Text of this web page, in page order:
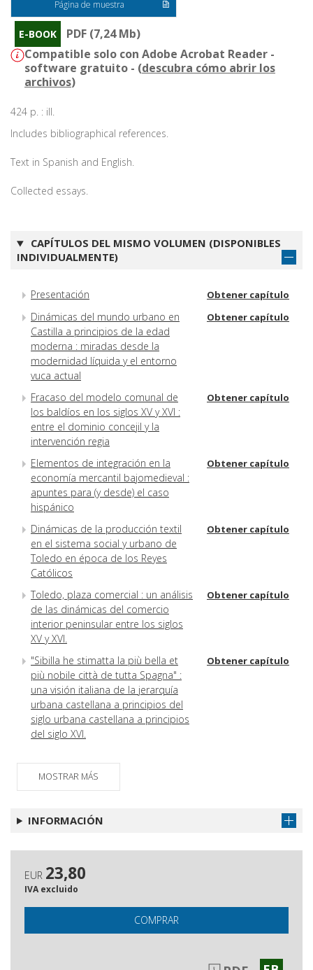
Página de muestra
E-BOOK
PDF (7,24 Mb)
Compatible solo con Adobe Acrobat Reader -
software gratuito - (descubra cómo abrir los
archivos)
424 p. : ill.
Includes bibliographical references.
Text in Spanish and English.
Collected essays.
CAPÍTULOS DEL MISMO VOLUMEN (DISPONIBLES
INDIVIDUALMENTE)
Presentación Obtener capítulo
Dinámicas del mundo urbano en
Castilla a principios de la edad
moderna : miradas desde la
modernidad líquida y el entorno
vuca actual
Obtener capítulo
Fracaso del modelo comunal de
los baldíos en los siglos XV y XVI :
entre el dominio concejil y la
intervención regia
Obtener capítulo
Elementos de integración en la
economía mercantil bajomedieval :
apuntes para (y desde) el caso
hispánico
Obtener capítulo
Dinámicas de la producción textil
en el sistema social y urbano de
Toledo en época de los Reyes
Católicos
Obtener capítulo
Toledo, plaza comercial : un análisis
de las dinámicas del comercio
interior peninsular entre los siglos
XV y XVI.
Obtener capítulo
"Sibilla he stimatta la più bella et
più nobile città de tutta Spagna" :
una visión italiana de la jerarquía
urbana castellana a principios del
siglo urbana castellana a principios
del siglo XVI.
Obtener capítulo
perspectiva comparada : trás-os-
la baja edad media
cambios y continuidades en las
redes urbanas centroeuropeas
entre el siglo XV y XVI.
Sevilla a fi nales de la Edad Media y
comienzos de la modernidad
MOSTRAR MÁS
INFORMACIÓN
EUR 23,80
IVA excluido
COMPRAR